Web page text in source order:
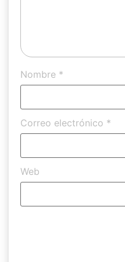
Nombre *
Correo electrónico *
Web